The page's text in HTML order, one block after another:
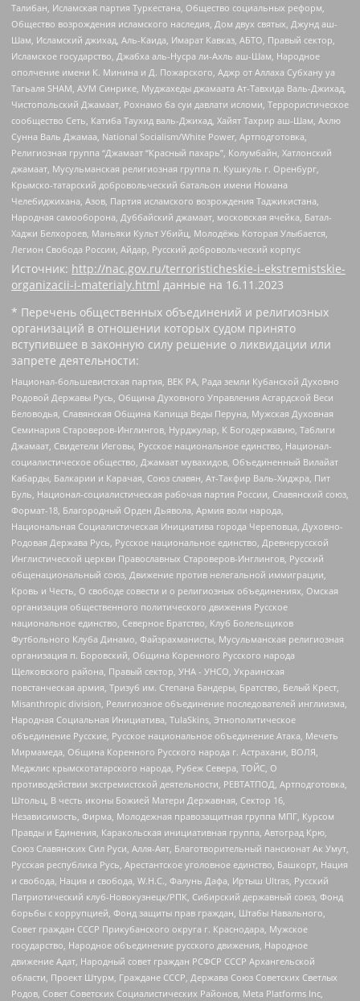
Талибан, Исламская партия Туркестана, Общество социальных реформ,
Общество возрождения исламского наследия, Дом двух святых, Джунд аш-
Шам, Исламский джихад, Аль-Каида, Имарат Кавказ, АБТО, Правый сектор,
Исламское государство, Джабха аль-Нусра ли-Ахль аш-Шам, Народное
ополчение имени К. Минина и Д. Пожарского, Аджр от Аллаха Субхану уа
Тагьаля SHAM, АУМ Синрике, Муджахеды джамаата Ат-Тавхида Валь-Джихад,
Чистопольский Джамаат, Рохнамо ба суи давлати исломи, Террористическое
сообщество Сеть, Катиба Таухид валь-Джихад, Хайят Тахрир аш-Шам, Ахлю
Сунна Валь Джамаа, National Socialism/White Power, Артподготовка,
Религиозная группа “Джамаат “Красный пахарь”, Колумбайн, Хатлонский
джамаат, Мусульманская религиозная группа п. Кушкуль г. Оренбург,
Крымско-татарский добровольческий батальон имени Номана
Челебиджихана, Азов, Партия исламского возрождения Таджикистана,
Народная самооборона, Дуббайский джамаат, московская ячейка, Батал-
Хаджи Белхороев, Маньяки Культ Убийц, Молодёжь Которая Улыбается,
Легион Свобода России, Айдар, Русский добровольческий корпус
Источник: http://nac.gov.ru/terroristicheskie-i-ekstremistskie-
organizacii-i-materialy.html данные на 16.11.2023
* Перечень общественных объединений и религиозных
организаций в отношении которых судом принято
вступившее в законную силу решение о ликвидации или
запрете деятельности:
Национал-большевистская партия, ВЕК РА, Рада земли Кубанской Духовно
Родовой Державы Русь, Община Духовного Управления Асгардской Веси
Беловодья, Славянская Община Капища Веды Перуна, Мужская Духовная
Семинария Староверов-Инглингов, Нурджулар, К Богодержавию, Таблиги
Джамаат, Свидетели Иеговы, Русское национальное единство, Национал-
социалистическое общество, Джамаат мувахидов, Объединенный Вилайат
Кабарды, Балкарии и Карачая, Союз славян, Ат-Такфир Валь-Хиджра, Пит
Буль, Национал-социалистическая рабочая партия России, Славянский союз,
Формат-18, Благородный Орден Дьявола, Армия воли народа,
Национальная Социалистическая Инициатива города Череповца, Духовно-
Родовая Держава Русь, Русское национальное единство, Древнерусской
Инглистической церкви Православных Староверов-Инглингов, Русский
общенациональный союз, Движение против нелегальной иммиграции,
Кровь и Честь, О свободе совести и о религиозных объединениях, Омская
организация общественного политического движения Русское
национальное единство, Северное Братство, Клуб Болельщиков
Футбольного Клуба Динамо, Файзрахманисты, Мусульманская религиозная
организация п. Боровский, Община Коренного Русского народа
Щелковского района, Правый сектор, УНА - УНСО, Украинская
повстанческая армия, Тризуб им. Степана Бандеры, Братство, Белый Крест,
Misanthropic division, Религиозное объединение последователей инглиизма,
Народная Социальная Инициатива, TulaSkins, Этнополитическое
объединение Русские, Русское национальное объединение Атака, Мечеть
Мирмамеда, Община Коренного Русского народа г. Астрахани, ВОЛЯ,
Меджлис крымскотатарского народа, Рубеж Севера, ТОЙС, О
противодействии экстремистской деятельности, РЕВТАТПОД, Артподготовка,
Штольц, В честь иконы Божией Матери Державная, Сектор 16,
Независимость, Фирма, Молодежная правозащитная группа МПГ, Курсом
Правды и Единения, Каракольская инициативная группа, Автоград Крю,
Союз Славянских Сил Руси, Алля-Аят, Благотворительный пансионат Ак Умут,
Русская республика Русь, Арестантское уголовное единство, Башкорт, Нация
и свобода, Нация и свобода, W.H.С., Фалунь Дафа, Иртыш Ultras, Русский
Патриотический клуб-Новокузнецк/РПК, Сибирский державный союз, Фонд
борьбы с коррупцией, Фонд защиты прав граждан, Штабы Навального,
Совет граждан СССР Прикубанского округа г. Краснодара, Мужское
государство, Народное объединение русского движения, Народное
движение Адат, Народный совет граждан РСФСР СССР Архангельской
области, Проект Штурм, Граждане СССР, Держава Союз Советских Светлых
Родов, Совет Советских Социалистических Районов, Meta Platforms Inc,